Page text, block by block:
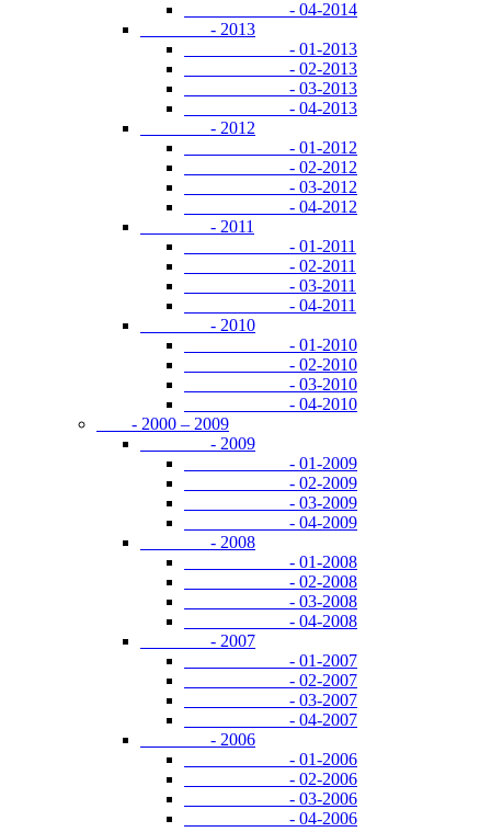
- 04-2014
- 2013
- 01-2013
- 02-2013
- 03-2013
- 04-2013
- 2012
- 01-2012
- 02-2012
- 03-2012
- 04-2012
- 2011
- 01-2011
- 02-2011
- 03-2011
- 04-2011
- 2010
- 01-2010
- 02-2010
- 03-2010
- 04-2010
- 2000 – 2009
- 2009
- 01-2009
- 02-2009
- 03-2009
- 04-2009
- 2008
- 01-2008
- 02-2008
- 03-2008
- 04-2008
- 2007
- 01-2007
- 02-2007
- 03-2007
- 04-2007
- 2006
- 01-2006
- 02-2006
- 03-2006
- 04-2006